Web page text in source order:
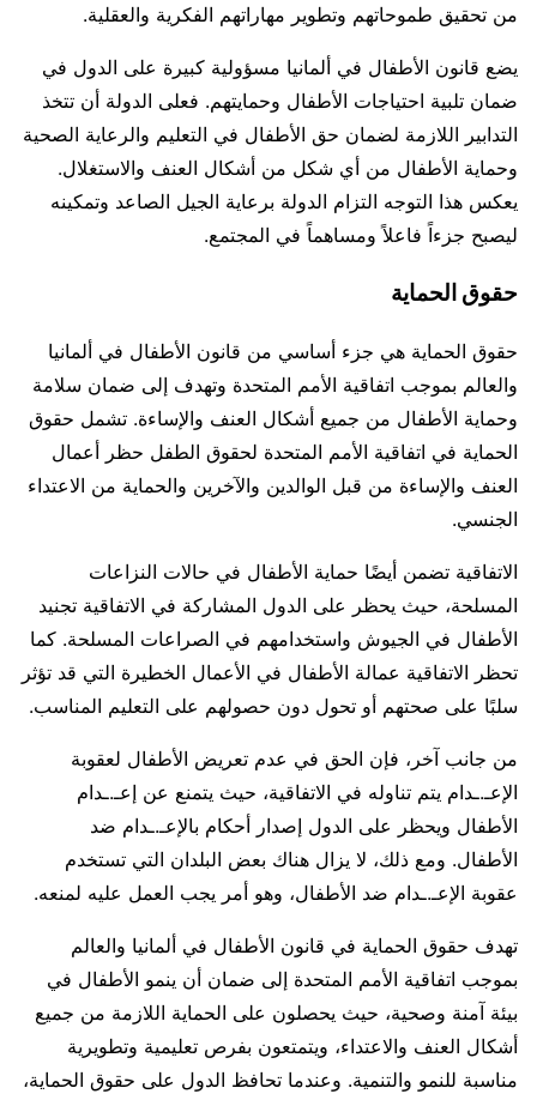
من تحقيق طموحاتهم وتطوير مهاراتهم الفكرية والعقلية.
يضع قانون الأطفال في ألمانيا مسؤولية كبيرة على الدول في
ضمان تلبية احتياجات الأطفال وحمايتهم. فعلى الدولة أن تتخذ
التدابير اللازمة لضمان حق الأطفال في التعليم والرعاية الصحية
وحماية الأطفال من أي شكل من أشكال العنف والاستغلال.
يعكس هذا التوجه التزام الدولة برعاية الجيل الصاعد وتمكينه
ليصبح جزءاً فاعلاً ومساهماً في المجتمع.
حقوق الحماية
حقوق الحماية هي جزء أساسي من قانون الأطفال في ألمانيا
والعالم بموجب اتفاقية الأمم المتحدة وتهدف إلى ضمان سلامة
وحماية الأطفال من جميع أشكال العنف والإساءة. تشمل حقوق
الحماية في اتفاقية الأمم المتحدة لحقوق الطفل حظر أعمال
العنف والإساءة من قبل الوالدين والآخرين والحماية من الاعتداء
الجنسي.
الاتفاقية تضمن أيضًا حماية الأطفال في حالات النزاعات
المسلحة، حيث يحظر على الدول المشاركة في الاتفاقية تجنيد
الأطفال في الجيوش واستخدامهم في الصراعات المسلحة. كما
تحظر الاتفاقية عمالة الأطفال في الأعمال الخطيرة التي قد تؤثر
سلبًا على صحتهم أو تحول دون حصولهم على التعليم المناسب.
من جانب آخر، فإن الحق في عدم تعريض الأطفال لعقوبة
الإعـ.ـدام يتم تناوله في الاتفاقية، حيث يتمنع عن إعـ.ـدام
الأطفال ويحظر على الدول إصدار أحكام بالإعـ.ـدام ضد
الأطفال. ومع ذلك، لا يزال هناك بعض البلدان التي تستخدم
عقوبة الإعـ.ـدام ضد الأطفال، وهو أمر يجب العمل عليه لمنعه.
تهدف حقوق الحماية في قانون الأطفال في ألمانيا والعالم
بموجب اتفاقية الأمم المتحدة إلى ضمان أن ينمو الأطفال في
بيئة آمنة وصحية، حيث يحصلون على الحماية اللازمة من جميع
أشكال العنف والاعتداء، ويتمتعون بفرص تعليمية وتطويرية
مناسبة للنمو والتنمية. وعندما تحافظ الدول على حقوق الحماية،